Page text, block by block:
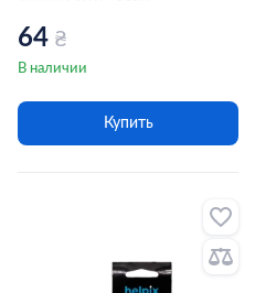
64 ₴
В наличии
Купить